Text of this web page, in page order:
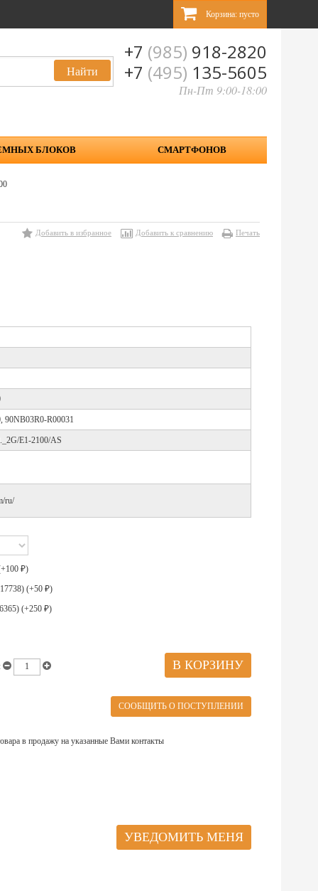
Корзина: пусто
+7 (985) 918-2820
+7 (495) 135-5605
Пн-Пт 9:00-18:00
БЛОКОВ СМАРТФОНОВ
Добавить в избранное Добавить к сравнению Печать
90NB03R0-R00031
E1-2100/AS
ru/
100 ₽)
(+50 ₽)
(+250 ₽)
в продажу на указанные Вами контакты